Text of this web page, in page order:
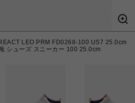
LEO PRM FD0268-100 US7 25.0cm
シューズ スニーカー 100 25.0cm